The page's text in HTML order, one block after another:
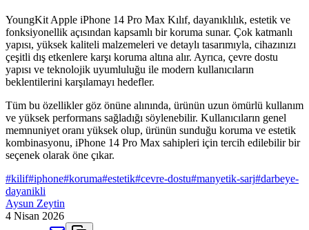
YoungKit Apple iPhone 14 Pro Max Kılıf, dayanıklılık, estetik ve
fonksiyonellik açısından kapsamlı bir koruma sunar. Çok katmanlı
yapısı, yüksek kaliteli malzemeleri ve detaylı tasarımıyla, cihazınızı
çeşitli dış etkenlere karşı koruma altına alır. Ayrıca, çevre dostu
yapısı ve teknolojik uyumluluğu ile modern kullanıcıların
beklentilerini karşılamayı hedefler.
Tüm bu özellikler göz önüne alınında, ürünün uzun ömürlü kullanım
ve yüksek performans sağladığı söylenebilir. Kullanıcıların genel
memnuniyet oranı yüksek olup, ürünün sunduğu koruma ve estetik
kombinasyonu, iPhone 14 Pro Max sahipleri için tercih edilebilir bir
seçenek olarak öne çıkar.
#kilif#iphone#koruma#estetik#cevre-dostu#manyetik-sarj#darbeye-
dayanikli
Aysun Zeytin
4 Nisan 2026